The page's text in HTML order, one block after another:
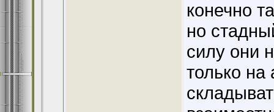
конечно
но
силу они
только на